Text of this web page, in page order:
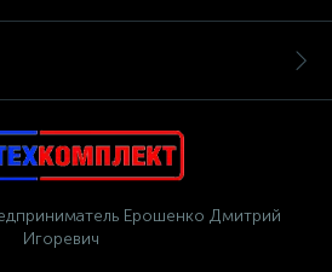
Ерошенко Дмитрий
Игоревич